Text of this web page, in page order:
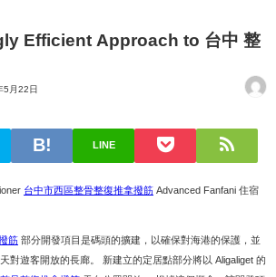
Efficient Approach to 台中 整
5月22日
LINE
台中市西區整骨整復推拿撥筋 Advanced Fanfani 住宿
筋 部分開發項目是碼頭的擴建，以確保對海港的保護，並
對遊客開放的長廊。 新建立的定居點部分將以 Aligaliget 的